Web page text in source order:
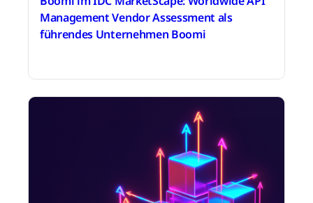
Management Vendor Assessment als
führendes Unternehmen Boomi
31. März 2026